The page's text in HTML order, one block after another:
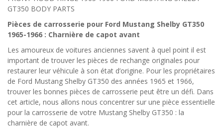
GT350 BODY PARTS
Pièces de carrosserie pour Ford Mustang Shelby GT350
1965-1966 : Charnière de capot avant
Les amoureux de voitures anciennes savent à quel point il est
important de trouver les pièces de rechange originales pour
restaurer leur véhicule à son état d’origine. Pour les propriétaires
de Ford Mustang Shelby GT350 des années 1965 et 1966,
trouver les bonnes pièces de carrosserie peut être un défi. Dans
cet article, nous allons nous concentrer sur une pièce essentielle
pour la carrosserie de votre Mustang Shelby GT350 : la
charnière de capot avant.